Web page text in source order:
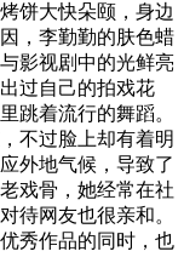
饼大快朵颐，身边
，李勤勤的肤色蜡
影视剧中的光鲜亮
自己的拍戏花
跳着流行的舞蹈。
不过脸上却有着明
外地气候，导致了
骨，她经常在社
待网友也很亲和。
秀作品的同时，也